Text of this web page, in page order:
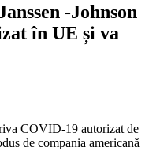
-Johnson
în UE și va
COVID-19 autorizat de
de compania americană